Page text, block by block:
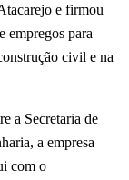
e firmou
empregos para
civil e na
a Secretaria de
a empresa
com o